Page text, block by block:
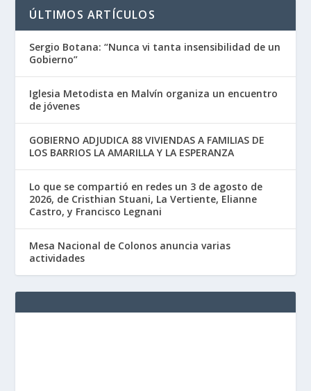
ÚLTIMOS ARTÍCULOS
Sergio Botana: “Nunca vi tanta insensibilidad de un
Gobierno”
Iglesia Metodista en Malvín organiza un encuentro
de jóvenes
GOBIERNO ADJUDICA 88 VIVIENDAS A FAMILIAS DE
LOS BARRIOS LA AMARILLA Y LA ESPERANZA
Lo que se compartió en redes un 3 de agosto de
2026, de Cristhian Stuani, La Vertiente, Elianne
Castro, y Francisco Legnani
Mesa Nacional de Colonos anuncia varias
actividades